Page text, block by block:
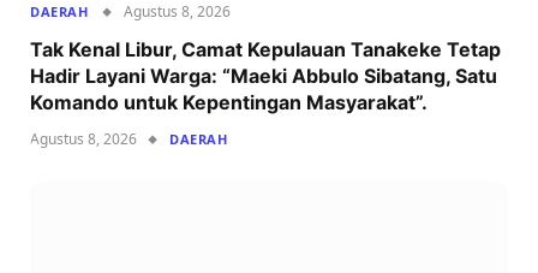
DAERAH Agustus 8, 2026
Tak Kenal Libur, Camat Kepulauan Tanakeke Tetap
Hadir Layani Warga: “Maeki Abbulo Sibatang, Satu
Komando untuk Kepentingan Masyarakat”.
Agustus 8, 2026 DAERAH